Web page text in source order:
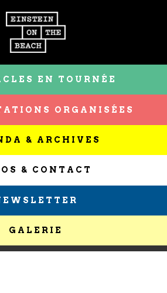
EN TOURNÉE
ORGANISÉES
& ARCHIVES
& CONTACT
GALERIE